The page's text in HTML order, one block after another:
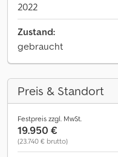
2022
Zustand:
gebraucht
Preis & Standort
Festpreis zzgl. MwSt.
19.950 €
(23.740 € brutto)